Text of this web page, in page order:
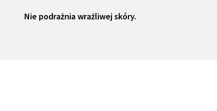
Nie podrażnia wrażliwej skóry.